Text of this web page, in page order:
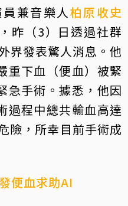
兼音樂人柏原收史
昨（3）日透過社群
界發表驚人消息。他
重下血（便血）被緊
急手術。據悉，他因
過程中總共輸血高達
險，所幸目前手術成
便血求助AI